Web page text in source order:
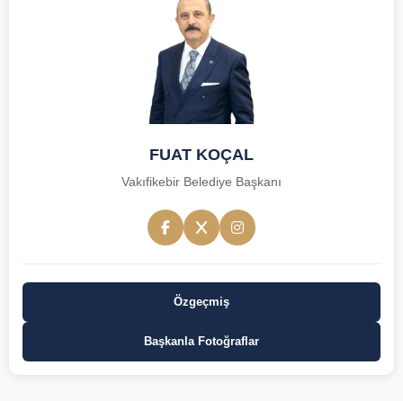
FUAT KOÇAL
Vakıfikebir Belediye Başkanı
Özgeçmiş
Başkanla Fotoğraflar